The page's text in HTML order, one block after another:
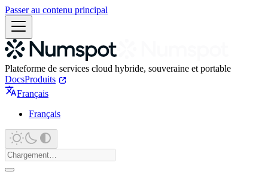
Passer au contenu principal
Plateforme de services cloud hybride, souveraine et portable
DocsProduits
Français
Français